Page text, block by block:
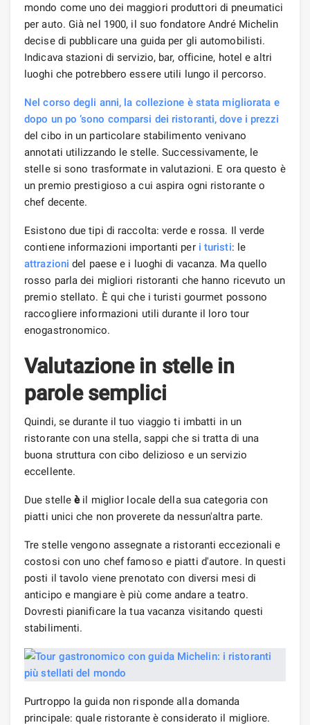
mondo come uno dei maggiori produttori di pneumatici
per auto. Già nel 1900, il suo fondatore André Michelin
decise di pubblicare una guida per gli automobilisti.
Indicava stazioni di servizio, bar, officine, hotel e altri
luoghi che potrebbero essere utili lungo il percorso.
Nel corso degli anni, la collezione è stata migliorata e
dopo un po ‘sono comparsi dei ristoranti, dove i prezzi
del cibo in un particolare stabilimento venivano
annotati utilizzando le stelle. Successivamente, le
stelle si sono trasformate in valutazioni. E ora questo è
un premio prestigioso a cui aspira ogni ristorante o
chef decente.
Esistono due tipi di raccolta: verde e rossa. Il verde
contiene informazioni importanti per i turisti: le
attrazioni del paese e i luoghi di vacanza. Ma quello
rosso parla dei migliori ristoranti che hanno ricevuto un
premio stellato. È qui che i turisti gourmet possono
raccogliere informazioni utili durante il loro tour
enogastronomico.
Valutazione in stelle in
parole semplici
Quindi, se durante il tuo viaggio ti imbatti in un
ristorante con una stella, sappi che si tratta di una
buona struttura con cibo delizioso e un servizio
eccellente.
Due stelleèil miglior locale della sua categoria con
piatti unici che non proverete da nessun'altra parte.
Tre stelle vengono assegnate a ristoranti eccezionali e
costosi con uno chef famoso e piatti d'autore. In questi
posti il ​​tavolo viene prenotato con diversi mesi di
anticipo e mangiare è più come andare a teatro.
Dovresti pianificare la tua vacanza visitando questi
stabilimenti.
Purtroppo la guida non risponde alla domanda
principale: quale ristorante è considerato il migliore.